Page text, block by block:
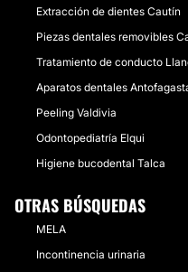
Extracción de dientes Cautín
Piezas dentales removibles
Tratamiento de conducto
Aparatos dentales
Peeling Valdivia
Odontopediatría Elqui
Higiene bucodental Talca
OTRAS BÚSQUEDAS
MELA
Incontinencia urinaria